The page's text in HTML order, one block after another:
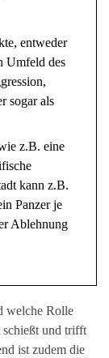
entweder
Umfeld des
sogar als
z.B. eine
kann z.B.
Panzer je
Ablehnung
welche Rolle
schießt und trifft
ist zudem die